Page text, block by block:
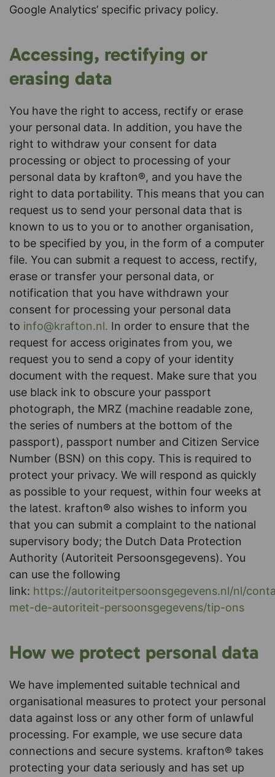
Google Analytics’ specific privacy policy.
Accessing, rectifying or
erasing data
You have the right to access, rectify or erase
your personal data. In addition, you have the
right to withdraw your consent for data
processing or object to processing of your
personal data by krafton®, and you have the
right to data portability. This means that you can
request us to send your personal data that is
known to us to you or to another organisation,
to be specified by you, in the form of a computer
file. You can submit a request to access, rectify,
erase or transfer your personal data, or
notification that you have withdrawn your
consent for processing your personal data
to info@krafton.nl. In order to ensure that the
request for access originates from you, we
request you to send a copy of your identity
document with the request. Make sure that you
use black ink to obscure your passport
photograph, the MRZ (machine readable zone,
the series of numbers at the bottom of the
passport), passport number and Citizen Service
Number (BSN) on this copy. This is required to
protect your privacy. We will respond as quickly
as possible to your request, within four weeks at
the latest. krafton® also wishes to inform you
that you can submit a complaint to the national
supervisory body; the Dutch Data Protection
Authority (Autoriteit Persoonsgegevens). You
can use the following
link: https://autoriteitpersoonsgegevens.nl/nl/
met-de-autoriteit-persoonsgegevens/tip-ons
How we protect personal data
We have implemented suitable technical and
organisational measures to protect your personal
data against loss or any other form of unlawful
processing. For example, we use secure data
connections and secure systems. krafton® takes
protecting your data seriously and has set up